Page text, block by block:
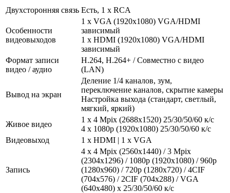
Двухсторонняя связь Есть, 1 x RCA
Особенности
видеовыходов
1 x VGA (1920x1080) VGA/HDMI
зависимый
1 x HDMI (1920x1080) VGA/HDMI
зависимый
Формат записи
видео / аудио
H.264, H.264+ / Совместно с видео
(LAN)
Вывод на экран
Деление 1/4 каналов, зум,
переключение каналов, скрытие камеры
Настройка выхода (стандарт, светлый,
мягкий, яркий)
Живое видео
1 x 4 Mpix (2688x1520) 25/30/50/60 к/с
4 х 1080p (1920x1080) 25/30/50/60 к/с
Видеовыход
1 x HDMI | 1 x VGA
Запись
4 x 4 Mpix (2560x1440) / 3 Mpix
(2304x1296) / 1080p (1920x1080) / 960p
(1280x960) / 720p (1280x720) / 4CIF
(704x576) / 2CIF (704x288) / VGA
(640x480) x 25/30/50/60 к/с